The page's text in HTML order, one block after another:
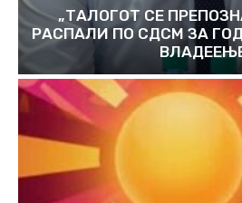
„ТАЛОГОТ СЕ
РАСПАЛИ ПО СДСМ ЗА